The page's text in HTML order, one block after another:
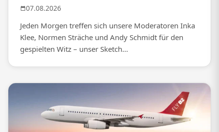
07.08.2026
Jeden Morgen treffen sich unsere Moderatoren Inka
Klee, Normen Sträche und Andy Schmidt für den
gespielten Witz – unser Sketch...